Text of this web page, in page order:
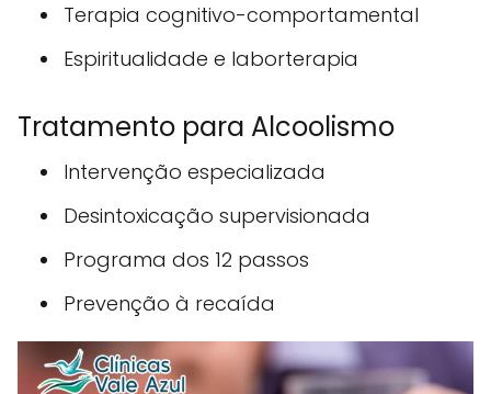
Terapia cognitivo-comportamental
Espiritualidade e laborterapia
Tratamento para Alcoolismo
Intervenção especializada
Desintoxicação supervisionada
Programa dos 12 passos
Prevenção à recaída